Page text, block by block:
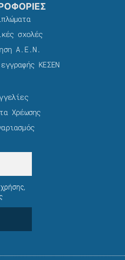
σχολές
Α.Ε.Ν.
ΚΕΣΕΝ
Χρέωσης​